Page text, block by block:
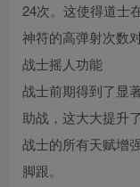
24次。这使得道士
神符的高弹射次数
战士摇人功能
战士前期得到了显
助战，这大大提升
战士的所有天赋增
脚跟。